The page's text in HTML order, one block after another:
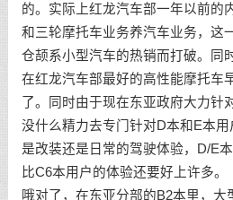
的。实际上红龙汽车部一年以前的
和三轮摩托车业务养汽车业务，这
仓颉系小型汽车的热销而打破。同
在红龙汽车部最好的高性能摩托车
了。同时由于现在东亚政府大力针
没什么精力去专门针对D本和E本
是改装还是日常的驾驶体验，D/E
比C6本用户的体验还要好上许多。
哦对了，在东亚分部的B2本里，大